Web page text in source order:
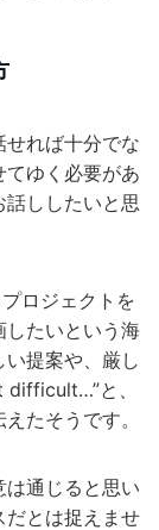
れば十分でな
てゆく必要があ
話ししたいと思
ロジェクトを
したいという海
提案や、厳し
と、
たそうです。
は通じると思い
だとは捉えませ